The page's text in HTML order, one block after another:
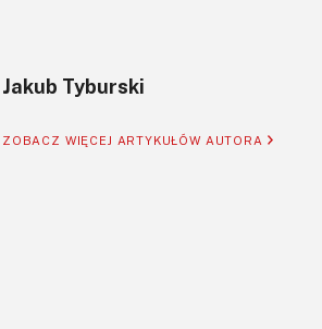
Jakub Tyburski
ZOBACZ WIĘCEJ ARTYKUŁÓW AUTORA